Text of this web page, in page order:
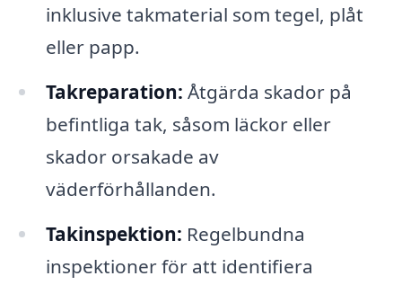
inklusive takmaterial som tegel, plåt
eller papp.
Takreparation: Åtgärda skador på
befintliga tak, såsom läckor eller
skador orsakade av
väderförhållanden.
Takinspektion: Regelbundna
inspektioner för att identifiera